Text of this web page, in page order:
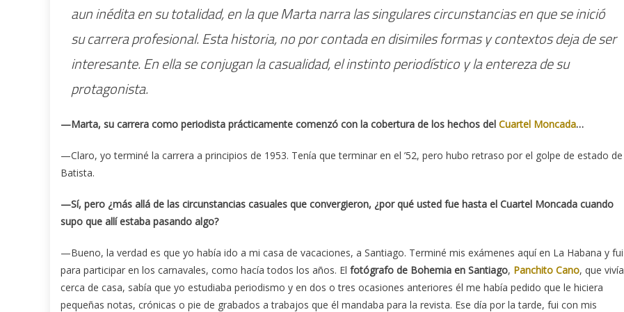
aun inédita en su totalidad, en la que Marta narra las singulares circunstancias en que se inició
su carrera profesional. Esta historia, no por contada en disimiles formas y contextos deja de ser
interesante. En ella se conjugan la casualidad, el instinto periodístico y la entereza de su
protagonista.
—Marta, su carrera como periodista prácticamente comenzó con la cobertura de los hechos del Cuartel Moncada…
—Claro, yo terminé la carrera a principios de 1953. Tenía que terminar en el ’52, pero hubo retraso por el golpe de estado de
Batista.
—Sí, pero ¿más allá de las circunstancias casuales que convergieron, ¿por qué usted fue hasta el Cuartel Moncada cuando
supo que allí estaba pasando algo?
—Bueno, la verdad es que yo había ido a mi casa de vacaciones, a Santiago. Terminé mis exámenes aquí en La Habana y fui
para participar en los carnavales, como hacía todos los años. El fotógrafo de Bohemia en Santiago, Panchito Cano, que vivía
cerca de casa, sabía que yo estudiaba periodismo y en dos o tres ocasiones anteriores él me había pedido que le hiciera
pequeñas notas, crónicas o pie de grabados a trabajos que él mandaba para la revista. Ese día por la tarde, fui con mis